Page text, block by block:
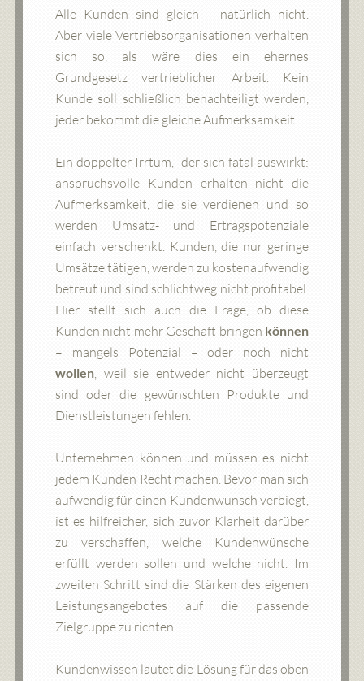
Alle Kunden sind gleich – natürlich nicht.
Aber viele Vertriebsorganisationen verhalten
sich so, als wäre dies ein ehernes
Grundgesetz vertrieblicher Arbeit. Kein
Kunde soll schließlich benachteiligt werden,
jeder bekommt die gleiche Aufmerksamkeit.
Ein doppelter Irrtum, der sich fatal auswirkt:
anspruchsvolle Kunden erhalten nicht die
Aufmerksamkeit, die sie verdienen und so
werden Umsatz- und Ertragspotenziale
einfach verschenkt. Kunden, die nur geringe
Umsätze tätigen, werden zu kostenaufwendig
betreut und sind schlichtweg nicht profitabel.
Hier stellt sich auch die Frage, ob diese
Kunden nicht mehr Geschäft bringen können
– mangels Potenzial – oder noch nicht
wollen, weil sie entweder nicht überzeugt
sind oder die gewünschten Produkte und
Dienstleistungen fehlen.
Unternehmen können und müssen es nicht
jedem Kunden Recht machen. Bevor man sich
aufwendig für einen Kundenwunsch verbiegt,
ist es hilfreicher, sich zuvor Klarheit darüber
zu verschaffen, welche Kundenwünsche
erfüllt werden sollen und welche nicht. Im
zweiten Schritt sind die Stärken des eigenen
Leistungsangebotes auf die passende
Zielgruppe zu richten.
Kundenwissen lautet die Lösung für das oben